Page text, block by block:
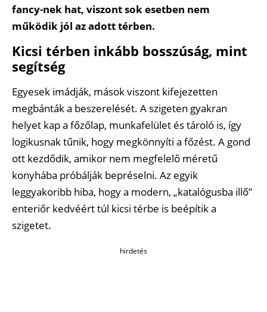
fancy-nek hat, viszont sok esetben nem
működik jól az adott térben.
Kicsi térben inkább bosszúság, mint
segítség
Egyesek imádják, mások viszont kifejezetten
megbánták a beszerelését. A szigeten gyakran
helyet kap a főzőlap, munkafelület és tároló is, így
logikusnak tűnik, hogy megkönnyíti a főzést. A gond
ott kezdődik, amikor nem megfelelő méretű
konyhába próbálják bepréselni. Az egyik
leggyakoribb hiba, hogy a modern, „katalógusba illő”
enteriőr kedvéért túl kicsi térbe is beépítik a
szigetet.
hirdetés